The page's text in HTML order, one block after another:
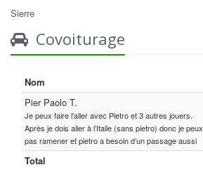
Sierre
Covoiturage
Nom
Pier Paolo T.
Je peux faire l’aller avec Pietro et 3 autres jouers.
Après je dois aller à l’Italie (sans pietro) donc je peux
pas ramener et pietro a besoin d’un passage aussi
Total